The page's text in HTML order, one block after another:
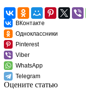
ВКонтакте
Одноклассники
Pinterest
Viber
WhatsApp
Telegram
Оцените статью